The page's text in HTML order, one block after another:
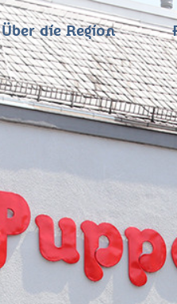
Über die Region